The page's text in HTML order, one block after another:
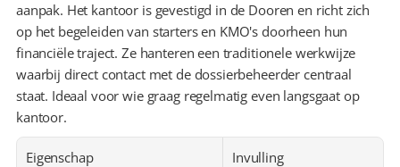
aanpak. Het kantoor is gevestigd in de Dooren en richt zich
op het begeleiden van starters en KMO's doorheen hun
financiële traject. Ze hanteren een traditionele werkwijze
waarbij direct contact met de dossierbeheerder centraal
staat. Ideaal voor wie graag regelmatig even langsgaat op
kantoor.
Eigenschap Invulling